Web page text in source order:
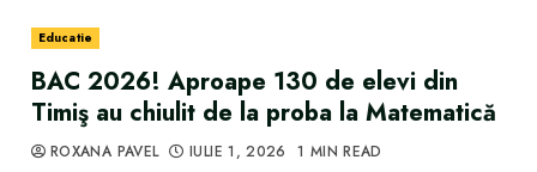
Educatie
BAC 2026! Aproape 130 de elevi din
Timiş au chiulit de la proba la Matematică
ROXANA PAVEL IULIE 1, 2026 1 MIN READ